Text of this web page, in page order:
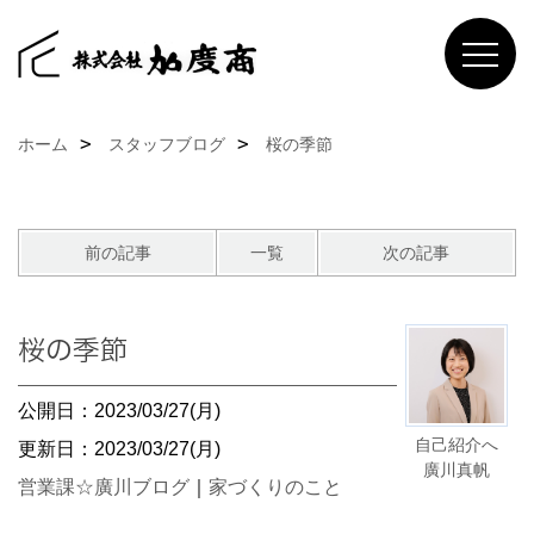
ホーム スタッフブログ 桜の季節
前の記事 一覧 次の記事
自己紹介へ
廣川真帆
桜の季節
公開日：2023/03/27(月)
更新日：2023/03/27(月)
営業課☆廣川ブログ
家づくりのこと